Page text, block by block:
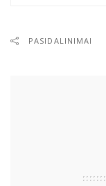
PASIDALINIMAI